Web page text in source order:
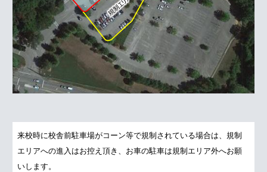
来校時に校舎前駐車場がコーン等で規制されている場合は、規制
エリアへの進入はお控え頂き、お車の駐車は規制エリア外へお願
いします。